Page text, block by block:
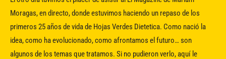
Moragas, en directo, donde estuvimos haciendo un repaso de los
primeros 25 años de vida de Hojas Verdes Dietetica. Como nació la
idea, como ha evolucionado, como afrontamos el futuro… son
algunos de los temas que tratamos. Si no pudieron verlo, aquí le